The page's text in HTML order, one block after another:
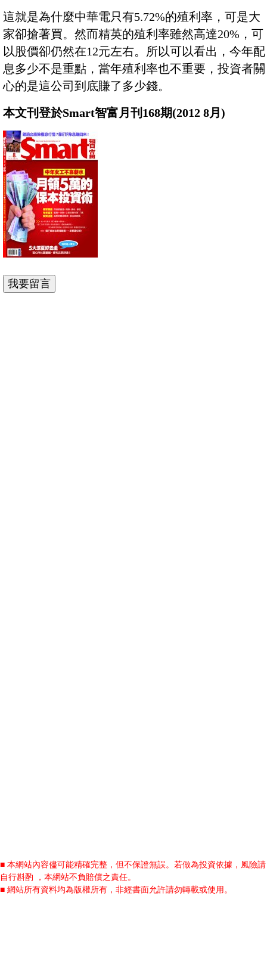
這就是為什麼中華電只有5.72%的殖利率，可是大
家卻搶著買。然而精英的殖利率雖然高達20%，可
以股價卻仍然在12元左右。所以可以看出，今年配
息多少不是重點，當年殖利率也不重要，投資者關
心的是這公司到底賺了多少錢。
本文刊登於Smart智富月刊168期(2012 8月)
■ 本網站內容儘可能精確完整，但不保證無誤。若做為投資依據，風險請
自行斟酌 ，本網站不負賠償之責任。
■ 網站所有資料均為版權所有，非經書面允許請勿轉載或使用。